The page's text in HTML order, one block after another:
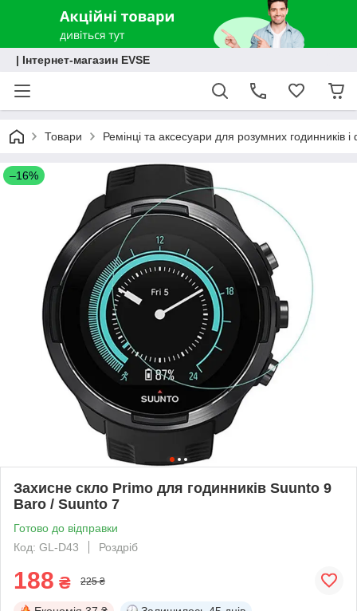
| Інтернет-магазин EVSE
Товари Ремінці та аксесуари для розумних годинників і
–16%
Захисне скло Primo для годинників Suunto 9
Baro / Suunto 7
Готово до відправки
Код: GL-D43
Роздріб
188 ₴ 225 ₴